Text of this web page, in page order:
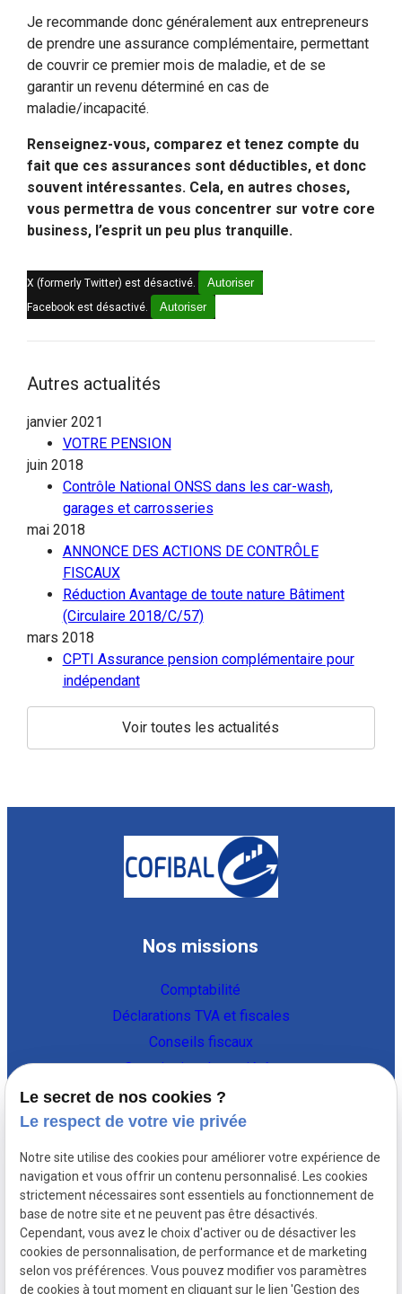
Je recommande donc généralement aux entrepreneurs
de prendre une assurance complémentaire, permettant
de couvrir ce premier mois de maladie, et de se
garantir un revenu déterminé en cas de
maladie/incapacité.
Renseignez-vous, comparez et tenez compte du
fait que ces assurances sont déductibles, et donc
souvent intéressantes. Cela, en autres choses,
vous permettra de vous concentrer sur votre core
business, l’esprit un peu plus tranquille.
X (formerly Twitter) est désactivé. Autoriser
Facebook est désactivé. Autoriser
Autres actualités
janvier 2021
VOTRE PENSION
juin 2018
Contrôle National ONSS dans les car-wash,
garages et carrosseries
mai 2018
ANNONCE DES ACTIONS DE CONTRÔLE
FISCAUX
Réduction Avantage de toute nature Bâtiment
(Circulaire 2018/C/57)
mars 2018
CPTI Assurance pension complémentaire pour
indépendant
Voir toutes les actualités
Nos missions
Comptabilité
Déclarations TVA et fiscales
Conseils fiscaux
Constitution de sociétés
Vie de l'entreprise
Coordonnées
Av Thomas Edison 131,
1402 Nivelles
02 896 89 95
Liens utiles
Plan du site
Le secret de nos cookies ?
Le respect de votre vie privée
Notre site utilise des cookies pour améliorer votre expérience de
navigation et vous offrir un contenu personnalisé. Les cookies
strictement nécessaires sont essentiels au fonctionnement de
base de notre site et ne peuvent pas être désactivés.
Cependant, vous avez le choix d'activer ou de désactiver les
cookies de personnalisation, de performance et de marketing
selon vos préférences. Vous pouvez modifier vos paramètres
de cookies à tout moment en cliquant sur le lien 'Gestion des